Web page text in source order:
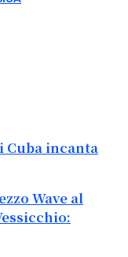
Cuba incanta
Wave al